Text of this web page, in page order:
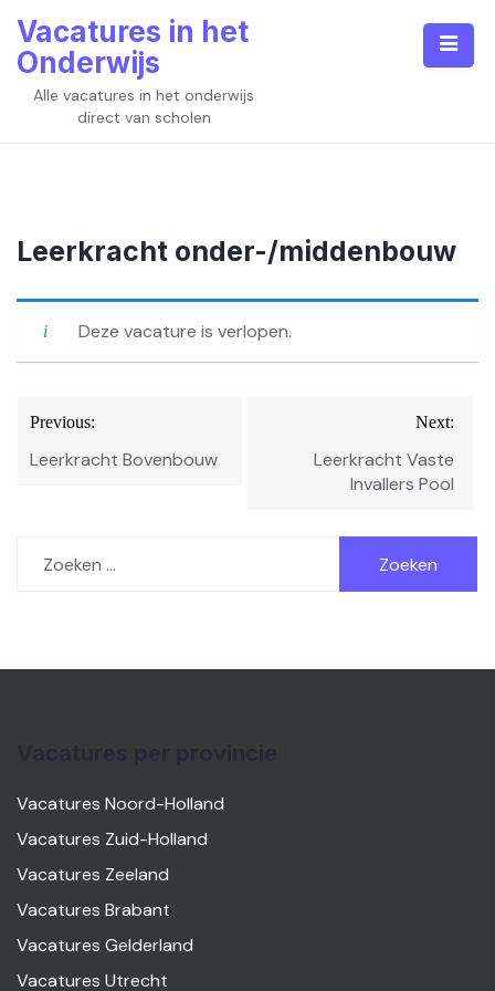
content
Vacatures in het
Onderwijs
Alle vacatures in het onderwijs
direct van scholen
Leerkracht onder-/middenbouw
Deze vacature is verlopen.
Bericht
navigatie
Previous:
Leerkracht Bovenbouw
Next:
Leerkracht Vaste
Invallers Pool
naar:
Vacatures Noord-Holland
Vacatures Zuid-Holland
Vacatures Zeeland
Vacatures Brabant
Vacatures Gelderland
Vacatures Utrecht